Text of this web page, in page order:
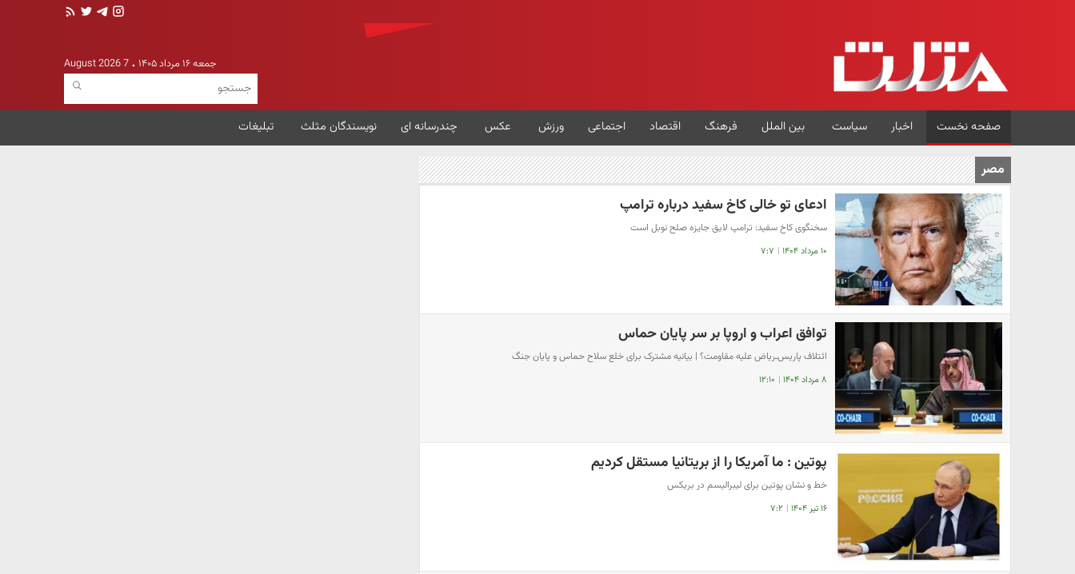
جمعه ۱۶ مرداد ۱۴۰۵ 7 August 2026
صفحه نخست اخبار سیاست بین الملل فرهنگ اقتصاد اجتماعی ورزش عکس چندرسانه ای نویسندگان مثلث تبلیغات
مصر
ادعای تو خالی کاخ سفید درباره ترامپ
سخنگوی کاخ سفید: ترامپ لایق جایزه صلح نوبل است
۱۰ مرداد ۱۴۰۴ | ۷:۷
توافق اعراب و اروپا بر سر پایان حماس
ائتلاف پاریس‌ـ‌ریاض علیه مقاومت؟ | بیانیه مشترک برای خلع‌ سلاح حماس و پایان جنگ
۸ مرداد ۱۴۰۴ | ۱۲:۱۰
پوتین : ما آمریکا را از بریتانیا مستقل کردیم
خط و نشان پوتین برای لیبرالیسم در بریکس
۱۶ تیر ۱۴۰۴ | ۷:۲